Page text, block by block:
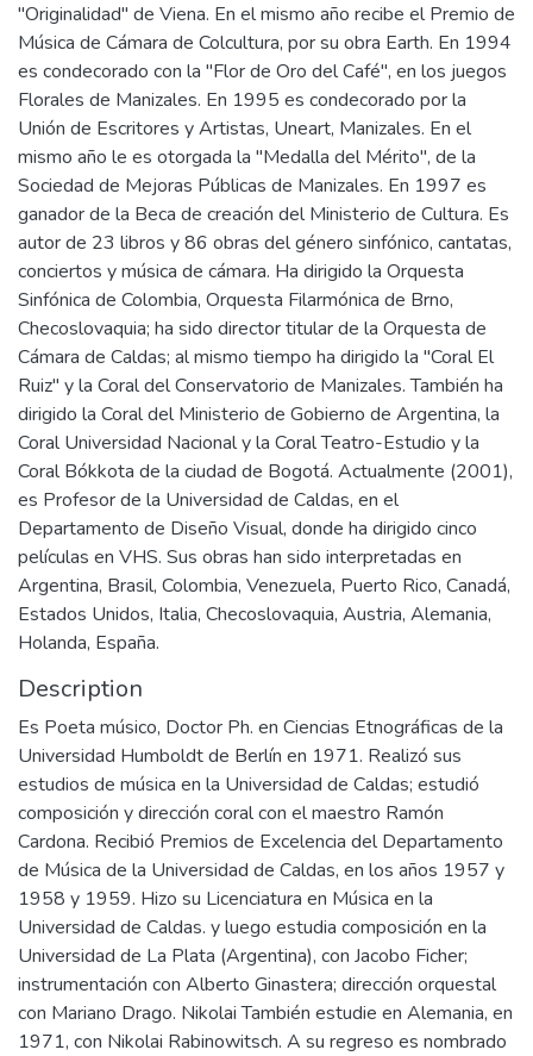
"Originalidad" de Viena. En el mismo año recibe el Premio de
Música de Cámara de Colcultura, por su obra Earth. En 1994
es condecorado con la "Flor de Oro del Café", en los juegos
Florales de Manizales. En 1995 es condecorado por la
Unión de Escritores y Artistas, Uneart, Manizales. En el
mismo año le es otorgada la "Medalla del Mérito", de la
Sociedad de Mejoras Públicas de Manizales. En 1997 es
ganador de la Beca de creación del Ministerio de Cultura. Es
autor de 23 libros y 86 obras del género sinfónico, cantatas,
conciertos y música de cámara. Ha dirigido la Orquesta
Sinfónica de Colombia, Orquesta Filarmónica de Brno,
Checoslovaquia; ha sido director titular de la Orquesta de
Cámara de Caldas; al mismo tiempo ha dirigido la "Coral El
Ruiz" y la Coral del Conservatorio de Manizales. También ha
dirigido la Coral del Ministerio de Gobierno de Argentina, la
Coral Universidad Nacional y la Coral Teatro-Estudio y la
Coral Bókkota de la ciudad de Bogotá. Actualmente (2001),
es Profesor de la Universidad de Caldas, en el
Departamento de Diseño Visual, donde ha dirigido cinco
películas en VHS. Sus obras han sido interpretadas en
Argentina, Brasil, Colombia, Venezuela, Puerto Rico, Canadá,
Estados Unidos, Italia, Checoslovaquia, Austria, Alemania,
Holanda, España.
Description
Es Poeta músico, Doctor Ph. en Ciencias Etnográficas de la
Universidad Humboldt de Berlín en 1971. Realizó sus
estudios de música en la Universidad de Caldas; estudió
composición y dirección coral con el maestro Ramón
Cardona. Recibió Premios de Excelencia del Departamento
de Música de la Universidad de Caldas, en los años 1957 y
1958 y 1959. Hizo su Licenciatura en Música en la
Universidad de Caldas. y luego estudia composición en la
Universidad de La Plata (Argentina), con Jacobo Ficher;
instrumentación con Alberto Ginastera; dirección orquestal
con Mariano Drago. Nikolai También estudie en Alemania, en
1971, con Nikolai Rabinowitsch. A su regreso es nombrado